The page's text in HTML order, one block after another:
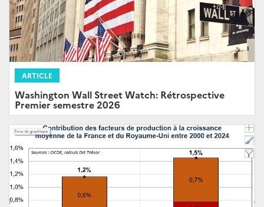
ARTICLE
Washington Wall Street Watch: Rétrospective
Premier semestre 2026